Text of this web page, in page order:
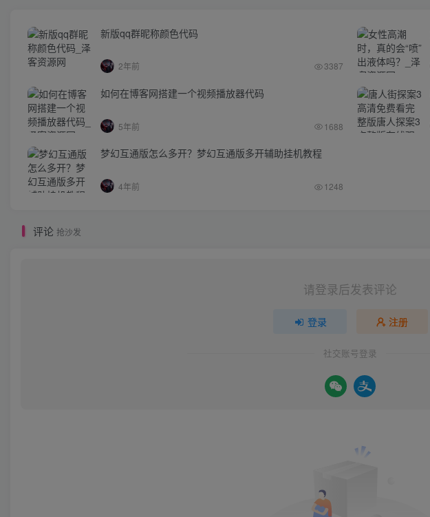
新版qq群昵称颜色代码
2年前 3387
如何在博客网搭建一个视频播放器代码
5年前 1688
梦幻互通版怎么多开？梦幻互通版多开辅助挂机教程
4年前 1248
评论 抢沙发
请登录后发表评论
登录 注册
社交账号登录